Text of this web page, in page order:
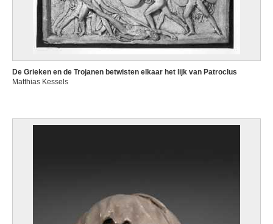
De Grieken en de Trojanen betwisten elkaar het lijk van Patroclus
Matthias Kessels